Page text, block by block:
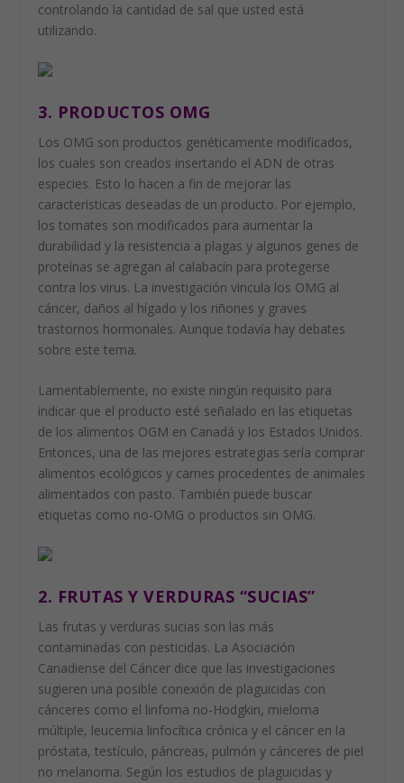
controlando la cantidad de sal que usted está
utilizando.
3. PRODUCTOS OMG
Los OMG son productos genéticamente modificados,
los cuales son creados insertando el ADN de otras
especies. Esto lo hacen a fin de mejorar las
características deseadas de un producto. Por ejemplo,
los tomates son modificados para aumentar la
durabilidad y la resistencia a plagas y algunos genes de
proteínas se agregan al calabacín para protegerse
contra los virus. La investigación vincula los OMG al
cáncer, daños al hígado y los riñones y graves
trastornos hormonales. Aunque todavía hay debates
sobre este tema.
Lamentablemente, no existe ningún requisito para
indicar que el producto esté señalado en las etiquetas
de los alimentos OGM en Canadá y los Estados Unidos.
Entonces, una de las mejores estrategias sería comprar
alimentos ecológicos y carnes procedentes de animales
alimentados con pasto. También puede buscar
etiquetas como no-OMG o productos sin OMG.
2. FRUTAS Y VERDURAS “SUCIAS”
Las frutas y verduras sucias son las más
contaminadas con pesticidas. La Asociación
Canadiense del Cáncer dice que las investigaciones
sugieren una posible conexión de plaguicidas con
cánceres como el linfoma no-Hodgkin, mieloma
múltiple, leucemia linfocítica crónica y el cáncer en la
próstata, testículo, páncreas, pulmón y cánceres de piel
no melanoma. Según los estudios de plaguicidas y